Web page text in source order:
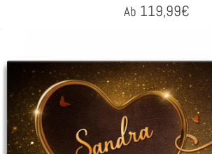
Ab 119,99€